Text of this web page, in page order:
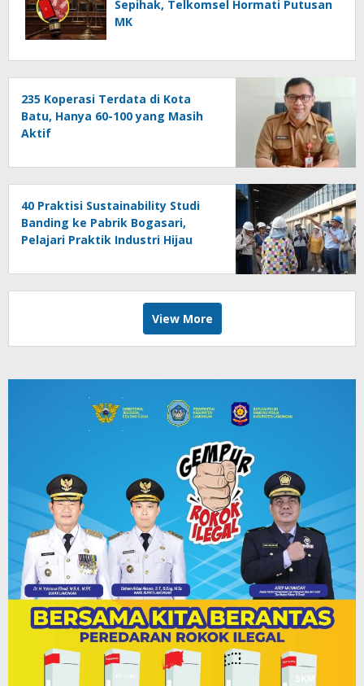
Sepihak, Telkomsel Hormati Putusan
MK
235 Koperasi Terdata di Kota
Batu, Hanya 60-100 yang Masih
Aktif
40 Praktisi Sustainability Studi
Banding ke Pabrik Bogasari,
Pelajari Praktik Industri Hijau
View More